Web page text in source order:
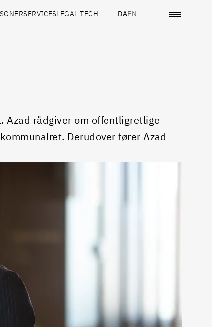
SERVICESLEGAL TECH DAEN
Azad rådgiver om offentligretlige
Derudover fører Azad